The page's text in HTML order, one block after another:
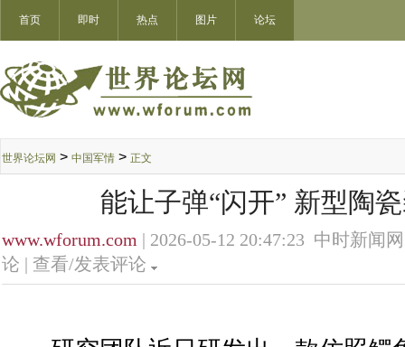
首页 即时 热点 图片 论坛
世界论坛网 > 中国军情 > 正文
能让子弹“闪开” 新型陶
www.wforum.com | 2026-05-12 20:47:23 中时新闻
论 | 查看/发表评论